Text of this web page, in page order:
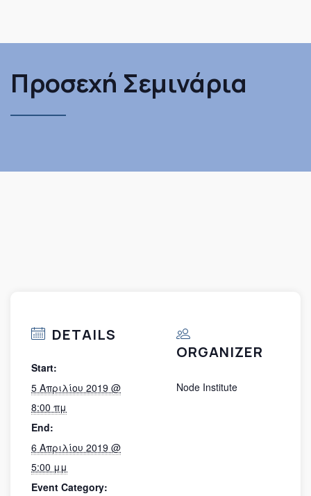
Προσεχή Σεμινάρια
DETAILS
Start:
5 Απριλίου 2019 @
8:00 πμ
End:
6 Απριλίου 2019 @
5:00 μμ
Event Category:
ORGANIZER
Node Institute